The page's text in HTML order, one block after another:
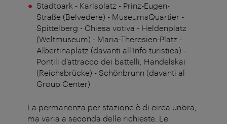
Stadtpark - Karlsplatz - Prinz-Eugen-
Straße (Belvedere) - MuseumsQuartier -
Spittelberg - Chiesa votiva - Heldenplatz
(Weltmuseum) - Maria-Theresien-Platz -
Albertinaplatz (davanti all’Info turistica) -
Pontili d’attracco dei battelli, Handelskai
(Reichsbrücke) - Schönbrunn (davanti al
Group Center)
La permanenza per stazione è di circa un’ora,
ma varia a seconda delle richieste. Le